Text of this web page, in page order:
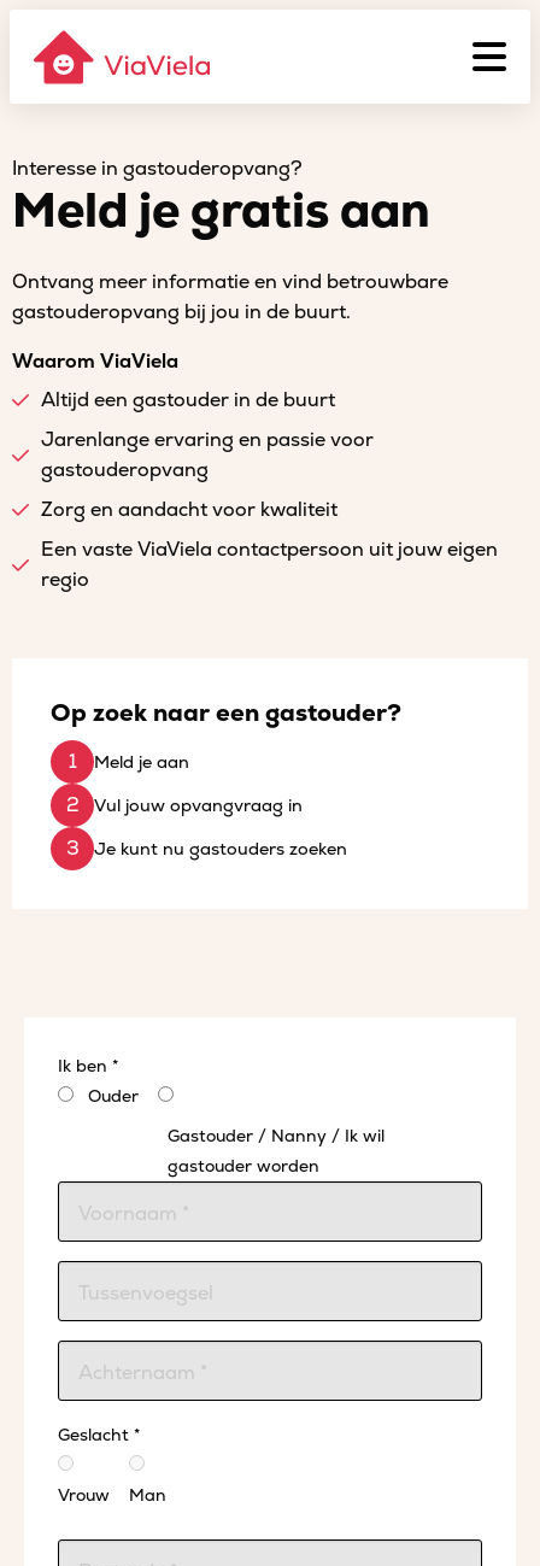
Interesse in gastouderopvang?
Meld je gratis aan
Ontvang meer informatie en vind betrouwbare
gastouderopvang bij jou in de buurt.
Waarom ViaViela
Altijd een gastouder in de buurt
Jarenlange ervaring en passie voor
gastouderopvang
Zorg en aandacht voor kwaliteit
Een vaste ViaViela contactpersoon uit jouw eigen
regio
Op zoek naar een gastouder?
Meld je aan
Vul jouw opvangvraag in
Je kunt nu gastouders zoeken
Ik ben *
Ouder
Gastouder / Nanny / Ik wil
gastouder worden
Geslacht *
Vrouw Man